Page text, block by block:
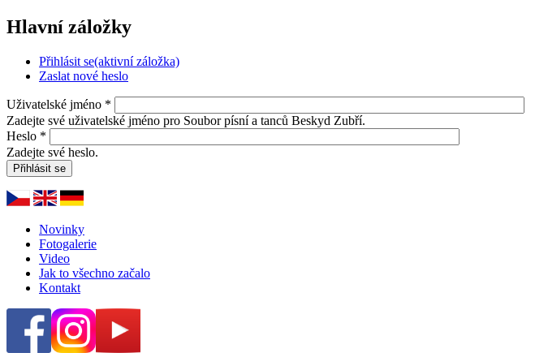
Hlavní záložky
Přihlásit se(aktivní záložka)
Zaslat nové heslo
Uživatelské jméno *
Zadejte své uživatelské jméno pro Soubor písní a tanců Beskyd Zubří.
Heslo *
Zadejte své heslo.
Novinky
Fotogalerie
Video
Jak to všechno začalo
Kontakt